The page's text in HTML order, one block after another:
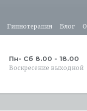
Гипнотерапия Блог
Пн- Сб 8.00 - 18.00
Воскресение выходной